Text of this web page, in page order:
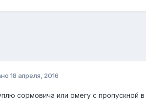
18 апреля, 2016
сормовича или омегу с пропускной